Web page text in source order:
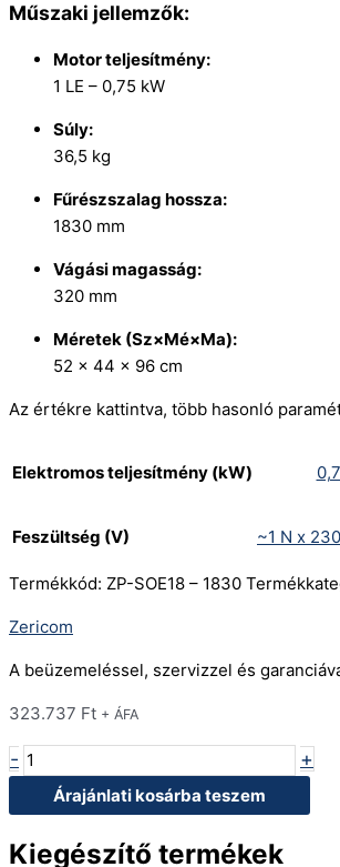
Műszaki jellemzők:
Motor teljesítmény:
1 LE – 0,75 kW
Súly:
36,5 kg
Fűrészszalag hossza:
1830 mm
Vágási magasság:
320 mm
Méretek (Sz×Mé×Ma):
52 × 44 × 96 cm
Az értékre kattintva, több hasonló
Elektromos teljesítmény (kW)
Feszültség (V) ~1 N x
Termékkód: ZP-SOE18 – 1830
Zericom
A beüzemeléssel, szervizzel és
323.737 Ft + ÁFA
- +
Árajánlati kosárba teszem
Kiegészítő termékek